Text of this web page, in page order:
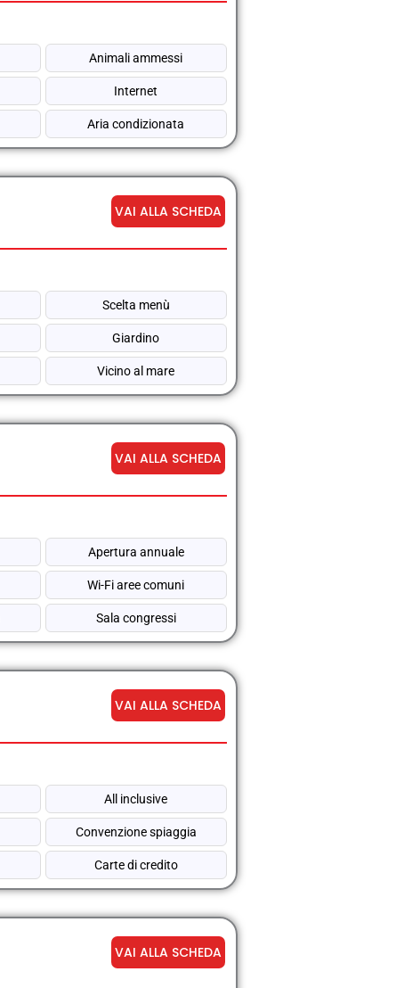
Animali ammessi
Internet
Aria condizionata
VAI ALLA SCHEDA
Scelta menù
Giardino
Vicino al mare
VAI ALLA SCHEDA
Apertura annuale
Wi-Fi aree comuni
Sala congressi
VAI ALLA SCHEDA
All inclusive
Convenzione spiaggia
Carte di credito
VAI ALLA SCHEDA